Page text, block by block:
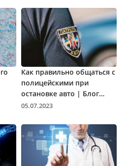
Как правильно общаться с
полицейскими при
остановке авто | Блог
Parasol.ua
05.07.2023